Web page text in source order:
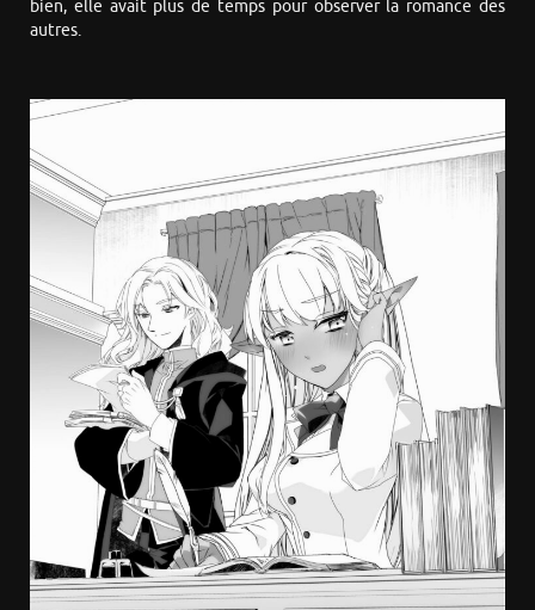
bien, elle avait plus de temps pour observer la romance des
autres.